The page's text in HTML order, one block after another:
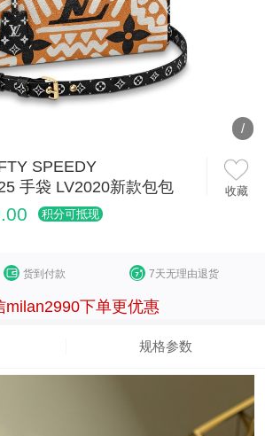
/
SPEEDY
手袋 LV2020新款包包
收藏
积分可抵现
货到付款 7天无理由退货
milan2990下单更优惠
规格参数